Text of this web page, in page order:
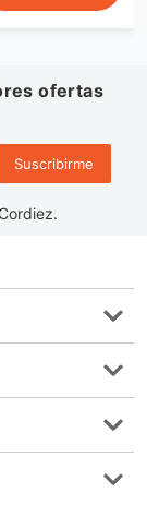
ofertas
Suscribirme